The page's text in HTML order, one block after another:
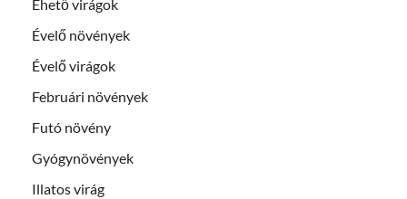
Ehető virágok
Évelő növények
Évelő virágok
Februári növények
Futó növény
Gyógynövények
Illatos virág